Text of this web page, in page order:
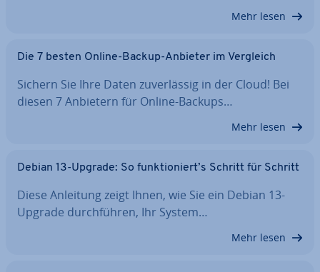
Mehr lesen
Die 7 besten Online-Backup-Anbieter im Vergleich
Sichern Sie Ihre Daten zu­ver­läs­sig in der Cloud! Bei
diesen 7 Anbietern für Online-Backups…
Mehr lesen
Debian 13-Upgrade: So funk­tio­niert’s Schritt für Schritt
Diese Anleitung zeigt Ihnen, wie Sie ein Debian 13-
Upgrade durch­füh­ren, Ihr System…
Mehr lesen